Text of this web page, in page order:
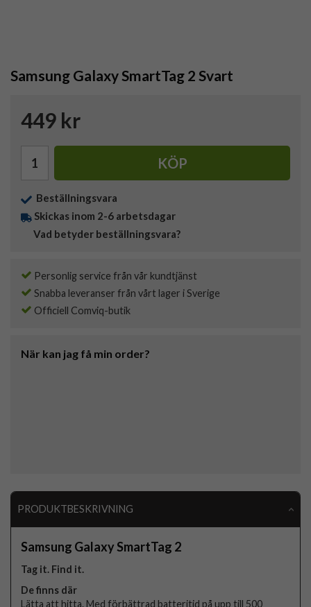
Samsung Galaxy SmartTag 2 Svart
449 kr
KÖP
Beställningsvara
Skickas inom 2-6 arbetsdagar
Vad betyder beställningsvara?
Personlig service från vår kundtjänst
Snabba leveranser från vårt lager i Sverige
Officiell Comviq-butik
När kan jag få min order?
PRODUKTBESKRIVNING
Samsung Galaxy SmartTag 2
Tag it. Find it.
De finns där
Lätta att hitta. Med förbättrad batteritid på upp till 500